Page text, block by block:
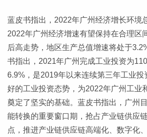
蓝皮书指出，2022年广州经济增长环境
2022年广州经济增速有望保持在合理区
后高走势，地区生产总值增速将处于
书指出，2021年广州完成工业投资为
6.9%，是2019年以来连续第三年工业投
好的工业投资态势，为2022年广州工业
奠定了坚实的基础。蓝皮书指出，广州
能转换的重要窗口期，抢占产业链供应
点，推进产业链供应链高端化、数字化